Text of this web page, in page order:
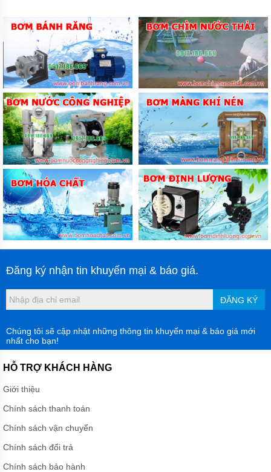
Đăng ký nhận tin khuyến mại & báo giá.
ĐĂNG KÝ
Chúng tôi sẽ cập nhật những thông tin khuyến mại & báo giá mới
nhất cho bạn!
HỖ TRỢ KHÁCH HÀNG
Giới thiệu
Chính sách thanh toán
Chính sách vận chuyển
Chính sách đổi trả
Chính sách bảo hành